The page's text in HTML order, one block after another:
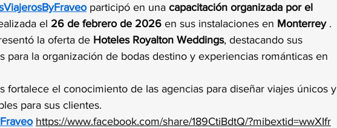
participó en una capacitación organizada por el
el 26 de febrero de 2026 en sus instalaciones en Monterrey .
la oferta de Hoteles Royalton Weddings, destacando sus
para la organización de bodas destino y experiencias románticas en
fortalece el conocimiento de las agencias para diseñar viajes únicos y
para sus clientes.
https://www.facebook.com/share/189CtiBdtQ/?mibextid=wwXIfr